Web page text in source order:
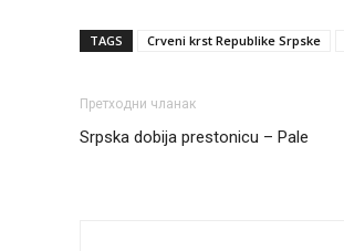
TAGS Crveni krst Republike Srpske
Претходни чланак
Srpska dobija prestonicu – Pale